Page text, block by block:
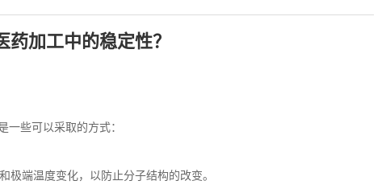
加工中的稳定性？
些可以采取的方式：
极端温度变化，以防止分子结构的改变。